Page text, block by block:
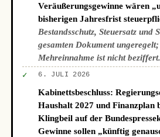
Veräußerungsgewinne wären
bisherigen Jahresfrist
Bestandsschutz, Steuersatz und
gesamten Dokument
Mehreinnahme ist nicht beziffert.
✓ 6. JULI 2026
Kabinettsbeschluss:
Haushalt 2027 und Finanzplan
Klingbeil auf der
Gewinne sollen „künftig